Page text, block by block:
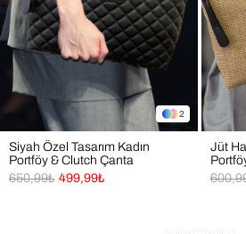
taşıma çantası ✔ Çanta içi düzenleyici Ekran
2 ton farklık olabilir normal bir
FİRMAMIZA AİTTİR.
2
Siyah Özel Tasarım Kadın
Portföy & Clutch Çanta
499,99₺
650,99₺
Jüt